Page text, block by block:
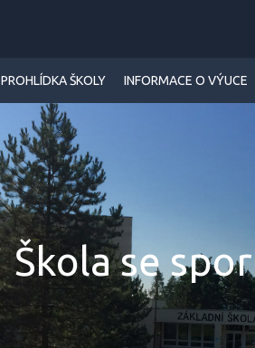
PROHLÍDKA ŠKOLY INFORMACE O VÝUCE
Škola se